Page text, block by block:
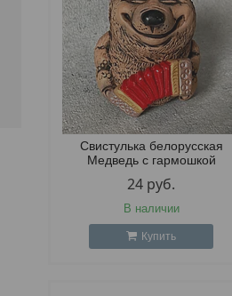
Свистулька белорусская
Медведь с гармошкой
24 руб.
В наличии
Купить